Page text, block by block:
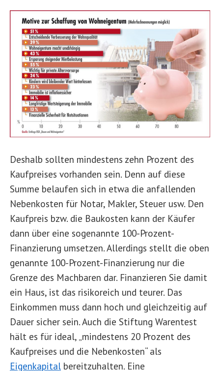
Deshalb sollten mindestens zehn Prozent des
Kaufpreises vorhanden sein. Denn auf diese
Summe belaufen sich in etwa die anfallenden
Nebenkosten für Notar, Makler, Steuer usw. Den
Kaufpreis bzw. die Baukosten kann der Käufer
dann über eine sogenannte 100-Prozent-
Finanzierung umsetzen. Allerdings stellt die oben
genannte 100-Prozent-Finanzierung nur die
Grenze des Machbaren dar. Finanzieren Sie damit
ein Haus, ist das risikoreich und teurer. Das
Einkommen muss dann hoch und gleichzeitig auf
Dauer sicher sein. Auch die Stiftung Warentest
hält es für ideal, „mindestens 20 Prozent des
Kaufpreises und die Nebenkosten“ als
Eigenkapital bereitzuhalten. Eine